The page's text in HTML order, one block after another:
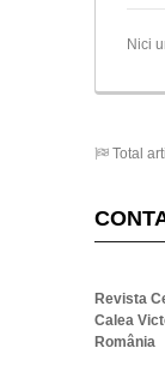
Nici
Total
Revista
Calea
România